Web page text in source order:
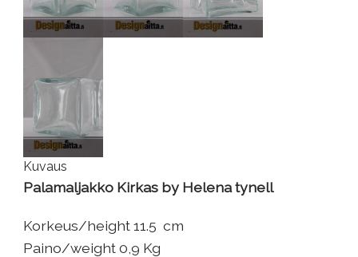
Kuvaus
Palamaljakko Kirkas by Helena tynell
Korkeus/height 11.5 cm
Paino/weight 0,9 Kg